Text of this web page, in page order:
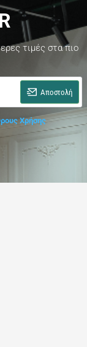
τιμές στα πιο
Αποστολή
Χρήσης